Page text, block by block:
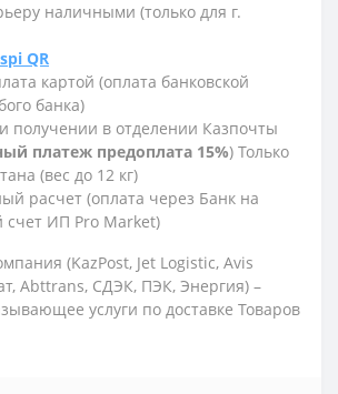
наличными (только для г.
QR
картой (оплата банковской
банка)
получении в отделении Казпочты
платеж предоплата 15%) Только
(вес до 12 кг)
расчет (оплата через Банк на
счет ИП Pro Market)
(KazPost, Jet Logistic, Avis
Abttrans, СДЭК, ПЭК, Энергия) –
услуги по доставке Товаров